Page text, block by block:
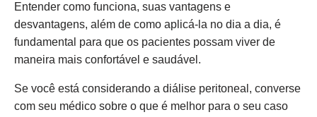
Entender como funciona, suas vantagens e
desvantagens, além de como aplicá-la no dia a dia, é
fundamental para que os pacientes possam viver de
maneira mais confortável e saudável.
Se você está considerando a diálise peritoneal, converse
com seu médico sobre o que é melhor para o seu caso